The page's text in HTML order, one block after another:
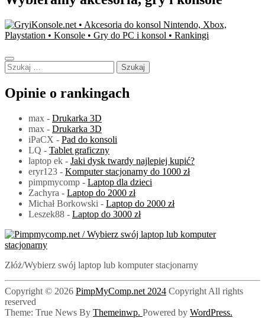
Szukaj:
Opinie o rankingach
max - Drukarka 3D
max - Drukarka 3D
iPaCX - Pad do konsoli
LQ - Tablet graficzny
laptop ek - Jaki dysk twardy najlepiej kupić?
eryr123 - Komputer stacjonarny do 1000 zł
pimpmycomp - Laptop dla dzieci
Zachyra - Laptop do 2000 zł
Michał Borkowski - Laptop do 2000 zł
Leszek88 - Laptop do 3000 zł
Złóż/Wybierz swój laptop lub komputer stacjonarny
Copyright © 2026 PimpMyComp.net 2024 Copyright All rights
reserved
Theme: True News By Themeinwp. Powered by WordPress.